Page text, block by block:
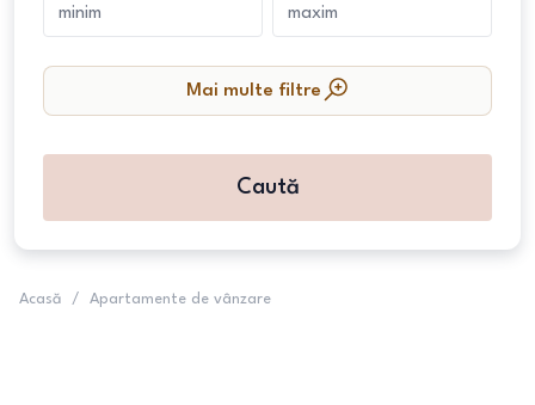
Mai multe filtre
Caută
Acasă / Apartamente de vânzare